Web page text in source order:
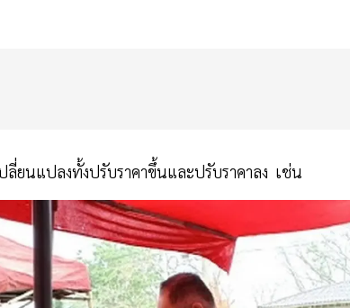
ลี่ยนแปลงทั้งปรับราคาขึ้นและปรับราคาลง เช่น